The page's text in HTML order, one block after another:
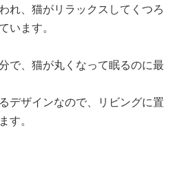
れ、猫がリラックスしてくつろ
います。
で、猫が丸くなって眠るのに最
デザインなので、リビングに置
す。